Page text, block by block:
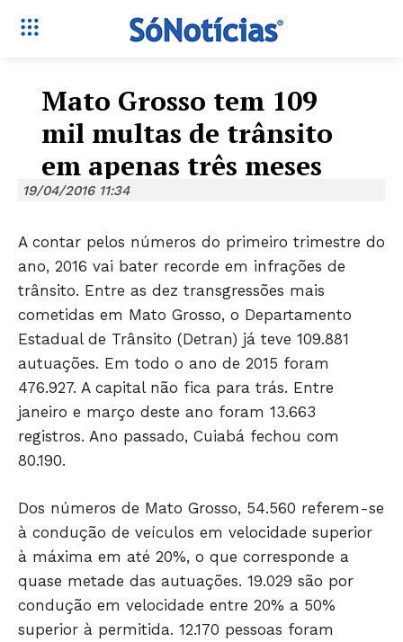
Mato Grosso tem 109
mil multas de trânsito
em apenas três meses
19/04/2016 11:34
A contar pelos números do primeiro trimestre do
ano, 2016 vai bater recorde em infrações de
trânsito. Entre as dez transgressões mais
cometidas em Mato Grosso, o Departamento
Estadual de Trânsito (Detran) já teve 109.881
autuações. Em todo o ano de 2015 foram
476.927. A capital não fica para trás. Entre
janeiro e março deste ano foram 13.663
registros. Ano passado, Cuiabá fechou com
80.190.
Dos números de Mato Grosso, 54.560 referem-se
à condução de veículos em velocidade superior
à máxima em até 20%, o que corresponde a
quase metade das autuações. 19.029 são por
condução em velocidade entre 20% a 50%
superior à permitida. 12.170 pessoas foram